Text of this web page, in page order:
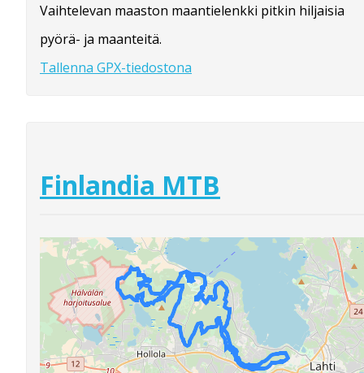
Vaihtelevan maaston maantielenkki pitkin hiljaisia
pyörä- ja maanteitä.
Tallenna GPX-tiedostona
Finlandia MTB